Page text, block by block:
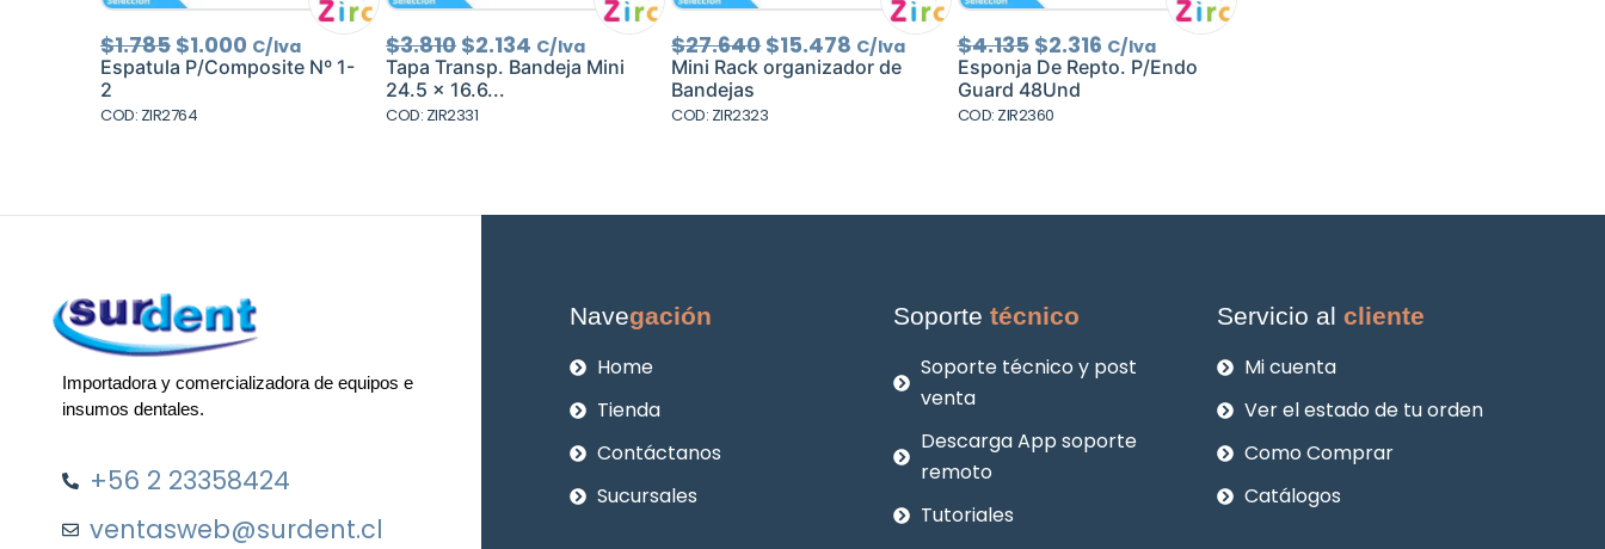
$1.785 El
precio
original
era:
$1.785.
$1.000 El
precio
actual
C/Iva
Espatula P/Composite Nº 1-
2
COD: ZIR2764
$3.810El
precio
original
era:
$3.810.
$2.134 El
precio
actual
C/Iva
Tapa Transp. Bandeja Mini
24.5 x 16.6...
COD: ZIR2331
$27.640El
precio
original
era:
$27.640.
$15.478 El
precio
C/Iva
Mini Rack organizador de
Bandejas
COD: ZIR2323
$4.135 El
precio
original
era:
$4.135.
$2.316El
precio
actual
C/Iva
Esponja De Repto. P/Endo
Guard 48Und
COD: ZIR2360
Importadora y comercializadora de equipos e
insumos dentales.
+56 2 23358424
ventasweb@surdent.cl
Navegación
Home
Tienda
Contáctanos
Sucursales
Soportetécnico
Soporte técnico y post
venta
Descarga App soporte
remoto
Tutoriales
Servicio alcliente
Mi cuenta
Ver el estado de tu orden
Como Comprar
Catálogos